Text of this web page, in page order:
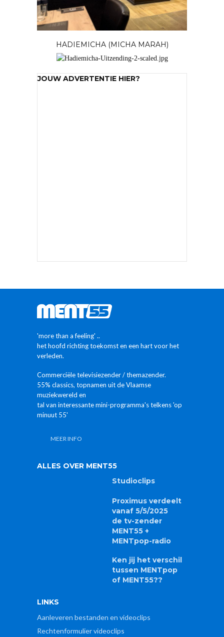
HADIEMICHA (MICHA MARAH)
JOUW ADVERTENTIE HIER?
'more than a feeling' ..
het hoofd richting toekomst en een hart voor het
verleden.
Commerciële televisiezender / themazender.
55% classics, topnamen uit de Vlaamse
muziekwereld en
tal van interessante mini-programma's telkens 'op
minuut 55'
MEER INFO
ALLES OVER MENT55
Studioclips
Proximus verdeelt
vanaf 5/5/2025
de tv-zender
MENT55 +
MENTpop-radio
Ken jij het verschil
tussen MENTpop
of MENT55??
LINKS
Aanleveren bestanden en videoclips
Rechtenformulier videoclips